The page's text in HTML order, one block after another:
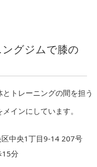
グジムで膝の
トレーニングの間を担う
インにしています。
中央1丁目9-14 207号
15分